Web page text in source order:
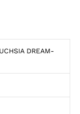
DREAM-